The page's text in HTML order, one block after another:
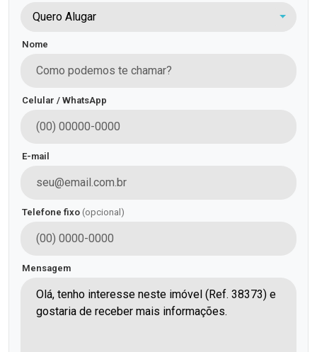
Quero Alugar
Nome
Celular / WhatsApp
E-mail
Telefone fixo (opcional)
Mensagem